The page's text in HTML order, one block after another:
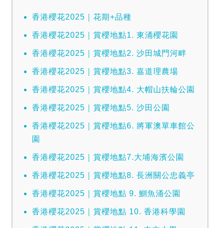
香港櫻花2025｜花期+品種
香港櫻花2025｜賞櫻地點1. 東涌櫻花園
香港櫻花2025｜賞櫻地點2. 沙田城門河畔
香港櫻花2025｜賞櫻地點3. 嘉道理農場
香港櫻花2025｜賞櫻地點4. 大帽山扶輪公園
香港櫻花2025｜賞櫻地點5. 沙田公園
香港櫻花2025｜賞櫻地點6. 將軍澳單車館公
園
香港櫻花2025｜賞櫻地點7.大埔海濱公園
香港櫻花2025｜賞櫻地點8. 長洲關公忠義亭
香港櫻花2025｜賞櫻地點 9. 鰂魚涌公園
香港櫻花2025｜賞櫻地點 10. 香港科學園